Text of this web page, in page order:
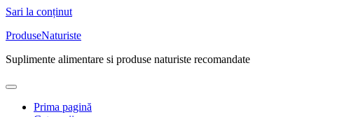
Sari la conținut
ProduseNaturiste
Suplimente alimentare si produse naturiste recomandate
Prima pagină